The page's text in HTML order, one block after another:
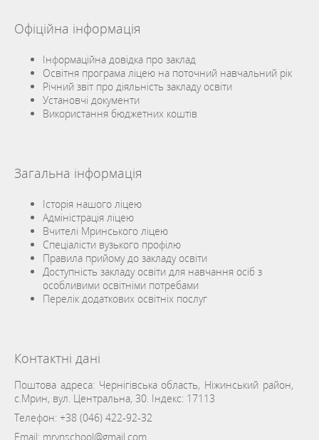
Офіційна інформація
Інформаційна довідка про заклад
Освітня програма ліцею на поточний навчальний рік
Річний звіт про діяльність закладу освіти
Установчі документи
Використання бюджетних коштів
Загальна інформація
Історія нашого ліцею
Адміністрація ліцею
Вчителі Мринського ліцею
Спеціалісти вузького профілю
Правила прийому до закладу освіти
Доступність закладу освіти для навчання осіб з
особливими освітніми потребами
Перелік додаткових освітніх послуг
Контактні дані
Поштова адреса: Чернігівська область, Ніжинський район,
с.Мрин, вул. Центральна, 30. Індекс: 17113
Телефон: +38 (046) 422-92-32
Email: mrynschool@gmail.com